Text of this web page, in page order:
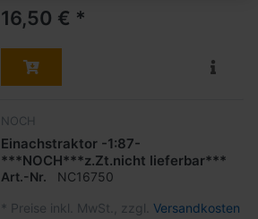
16,50 € *
NOCH
Einachstraktor -1:87-
***NOCH***z.Zt.nicht lieferbar***
Art.-Nr. NC16750
* Preise inkl. MwSt., zzgl. Versandkosten